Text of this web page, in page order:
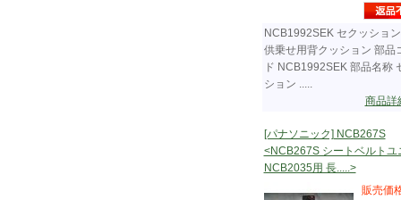
NCB1992SEK セクッショ
供乗せ用背クッション 部品
ド NCB1992SEK 部品名称
ション .....
商品
[パナソニック] NCB267S
<NCB267S シートベルトユ
NCB2035用 長.....>
販売価